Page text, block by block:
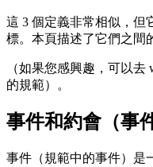
這 3 個定義非常相似，但
標。本頁描述了它們之間
（如果您感興趣，可以去
的規範）。
事件和約會（事
事件（規範中的事件）是